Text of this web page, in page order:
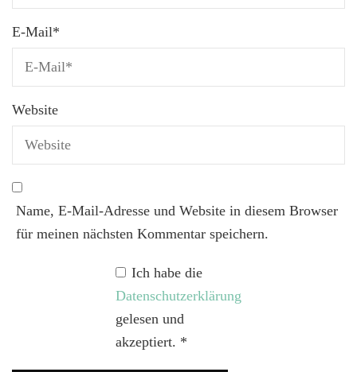
E-Mail*
Website
Name, E-Mail-Adresse und Website in diesem Browser
für meinen nächsten Kommentar speichern.
Ich habe die
Datenschutzerklärung
gelesen und
akzeptiert. *